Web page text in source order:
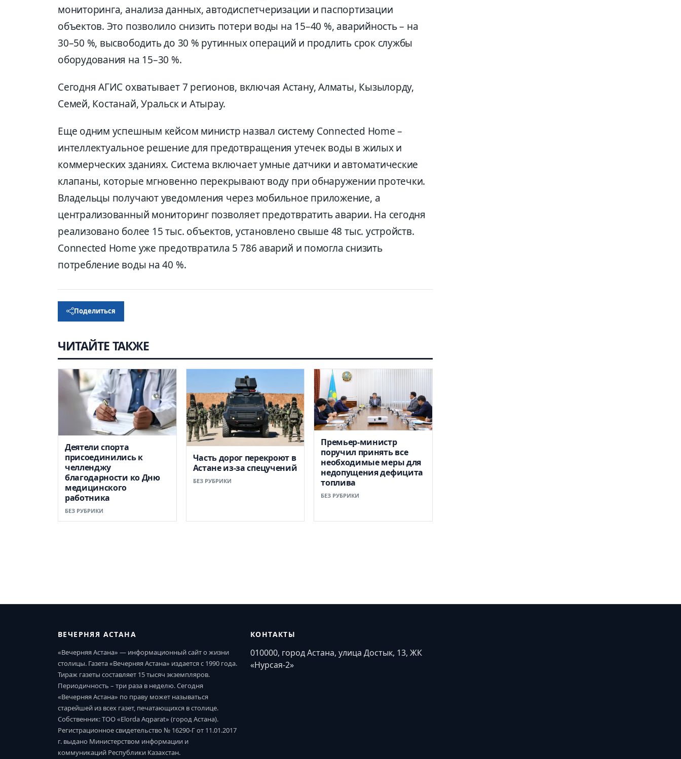
мониторинга, анализа данных, автодиспетчеризации и паспортизации
объектов. Это позволило снизить потери воды на 15–40 %, аварийность – на
30–50 %, высвободить до 30 % рутинных операций и продлить срок службы
оборудования на 15–30 %.
Сегодня АГИС охватывает 7 регионов, включая Астану, Алматы, Кызылорду,
Семей, Костанай, Уральск и Атырау.
Еще одним успешным кейсом министр назвал систему Connected Home –
интеллектуальное решение для предотвращения утечек воды в жилых и
коммерческих зданиях. Система включает умные датчики и автоматические
клапаны, которые мгновенно перекрывают воду при обнаружении протечки.
Владельцы получают уведомления через мобильное приложение, а
централизованный мониторинг позволяет предотвратить аварии. На сегодня
реализовано более 15 тыс. объектов, установлено свыше 48 тыс. устройств.
Connected Home уже предотвратила 5 786 аварий и помогла снизить
потребление воды на 40 %.
Поделиться
ЧИТАЙТЕ ТАКЖЕ
Деятели спорта
присоединились к
челленджу
благодарности ко Дню
медицинского
работника
БЕЗ РУБРИКИ
Часть дорог перекроют в
Астане из-за спецучений
БЕЗ РУБРИКИ
Премьер-министр
поручил принять все
необходимые меры для
недопущения дефицита
топлива
БЕЗ РУБРИКИ
ВЕЧЕРНЯЯ АСТАНА
«Вечерняя Астана» — информационный сайт о жизни
столицы. Газета «Вечерняя Астана» издается с 1990 года.
Тираж газеты составляет 15 тысяч экземпляров.
Периодичность – три раза в неделю. Сегодня
«Вечерняя Астана» по праву может называться
старейшей из всех газет, печатающихся в столице.
Собственник: ТОО «Elorda Aqparat» (город Астана).
Регистрационное свидетельство № 16290-Г от 11.01.2017
г. выдано Министерством информации и
коммуникаций Республики Казахстан.
КОНТАКТЫ
010000, город Астана, улица Достык, 13, ЖК
«Нурсая-2»